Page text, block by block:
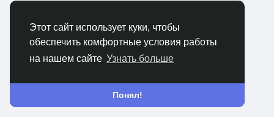
Этот сайт использует куки, чтобы
обеспечить комфортные условия работы
на нашем сайте Узнать больше
Понял!